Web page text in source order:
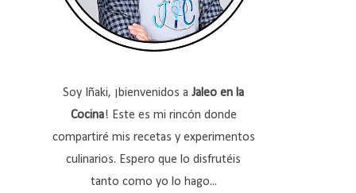
Soy Iñaki, ¡bienvenidos a Jaleo en la
Cocina! Este es mi rincón donde
compartiré mis recetas y experimentos
culinarios. Espero que lo disfrutéis
tanto como yo lo hago...